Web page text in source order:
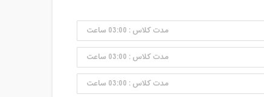
مدت کلاس : 03:00 ساعت
مدت کلاس : 03:00 ساعت
مدت کلاس : 03:00 ساعت